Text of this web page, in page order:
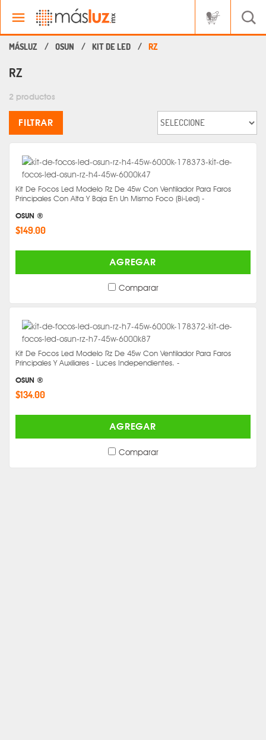
OSUN KIT DE LED RZ
RZ
2 productos
FILTRAR
Kit De Focos Led Modelo Rz De 45w Con Ventilador Para Faros
Principales Con Alta Y Baja En Un Mismo Foco (Bi-Led) -
OSUN ®
$149.00
AGREGAR
Comparar
Kit De Focos Led Modelo Rz De 45w Con Ventilador Para Faros
Principales Y Auxiliares - Luces Independientes. -
OSUN ®
$134.00
AGREGAR
Comparar